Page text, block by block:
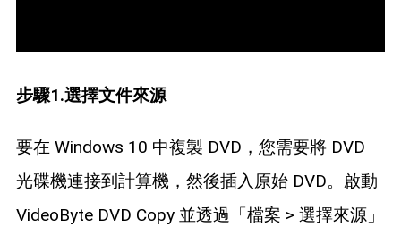
步驟1.選擇文件來源
要在 Windows 10 中複製 DVD，您需要將 DVD
光碟機連接到計算機，然後插入原始 DVD。啟動
VideoByte DVD Copy 並透過「檔案 > 選擇來源」